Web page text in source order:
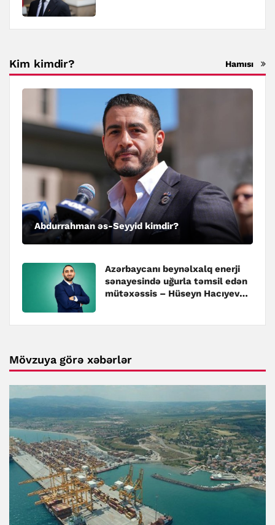
Kim kimdir? Hamısı
Abdurrahman əs-Seyyid kimdir?
Azərbaycanı beynəlxalq enerji
sənayesində uğurla təmsil edən
mütəxəssis – Hüseyn Hacıyev
Mövzuya görə xəbərlər